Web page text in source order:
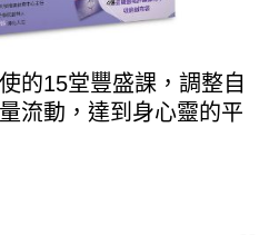
的15堂豐盛課，調整自
流動，達到身心靈的平